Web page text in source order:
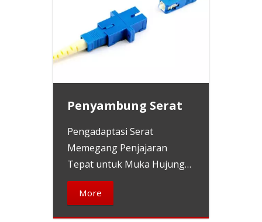
Penyambung Serat
Pengadaptasi Serat
Memegang Penjajaran
Tepat untuk Muka Hujung
Serat
More